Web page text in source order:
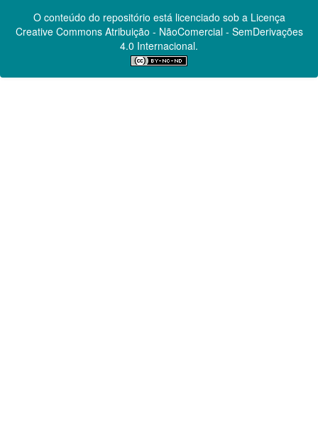
O conteúdo do repositório está licenciado sob a Licença
Creative CommonsAtribuição - NãoComercial - SemDerivações
4.0 Internacional.